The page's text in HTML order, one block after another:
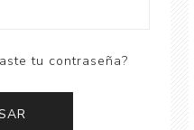
tu contraseña?